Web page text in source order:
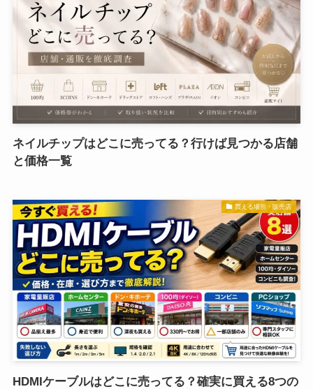
ネイルチップはどこに売ってる？行けば見つかる店舗
と価格一覧
買える場所・販売店
HDMIケーブルはどこに売ってる？確実に買える8つの